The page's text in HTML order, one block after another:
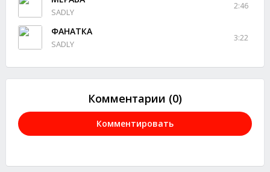
SADLY
2:46
ФАНАТКА
SADLY
3:22
Комментарии (0)
Комментировать